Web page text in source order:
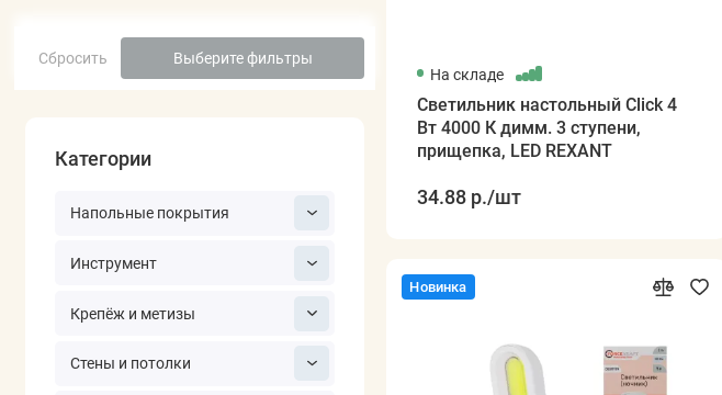
Сбросить Выберите фильтры
Категории
Напольные покрытия
Инструмент
Крепёж и метизы
Стены и потолки
На складе
Светильник настольный Click 4
Вт 4000 К димм. 3 ступени,
прищепка, LED REXANT
34.88 р./шт
Новинка